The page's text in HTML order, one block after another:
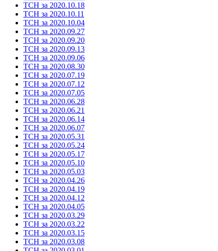
ТСН за 2020.10.18
ТСН за 2020.10.11
ТСН за 2020.10.04
ТСН за 2020.09.27
ТСН за 2020.09.20
ТСН за 2020.09.13
ТСН за 2020.09.06
ТСН за 2020.08.30
ТСН за 2020.07.19
ТСН за 2020.07.12
ТСН за 2020.07.05
ТСН за 2020.06.28
ТСН за 2020.06.21
ТСН за 2020.06.14
ТСН за 2020.06.07
ТСН за 2020.05.31
ТСН за 2020.05.24
ТСН за 2020.05.17
ТСН за 2020.05.10
ТСН за 2020.05.03
ТСН за 2020.04.26
ТСН за 2020.04.19
ТСН за 2020.04.12
ТСН за 2020.04.05
ТСН за 2020.03.29
ТСН за 2020.03.22
ТСН за 2020.03.15
ТСН за 2020.03.08